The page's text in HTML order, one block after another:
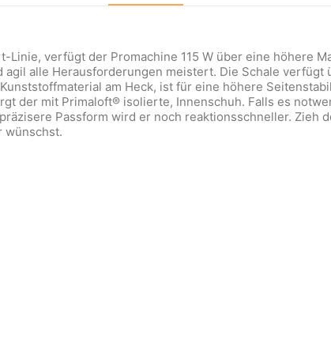
verfügt der Promachine 115 W über eine höhere
agil alle Herausforderungen meistert. Die Schale
am Heck, ist für eine höhere
der mit Primaloft® isolierte, Innenschuh. Falls es
Passform wird er noch reaktionsschneller. Zieh
wünschst.